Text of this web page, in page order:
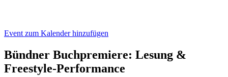
Event zum Kalender hinzufügen
Bündner Buchpremiere: Lesung &
Freestyle-Performance